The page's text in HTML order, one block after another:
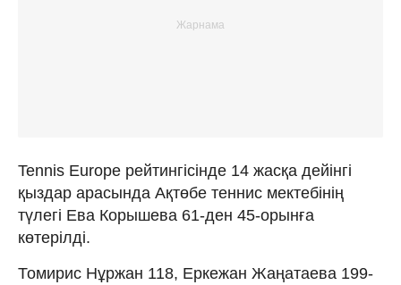
Tennis Europe рейтингісінде 14 жасқа дейінгі
қыздар арасында Ақтөбе теннис мектебінің
түлегі Ева Корышева 61-ден 45-орынға
көтерілді.
Томирис Нұржан 118, Еркежан Жаңатаева 199-